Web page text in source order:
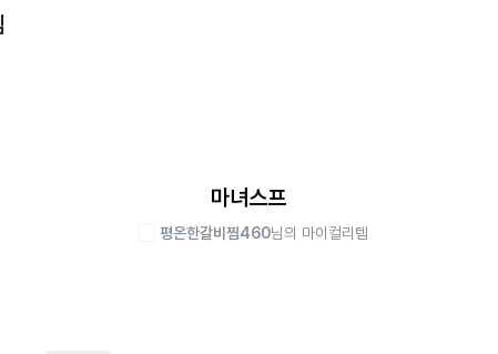
마녀스프
평온한갈비찜460님의 마이컬리템